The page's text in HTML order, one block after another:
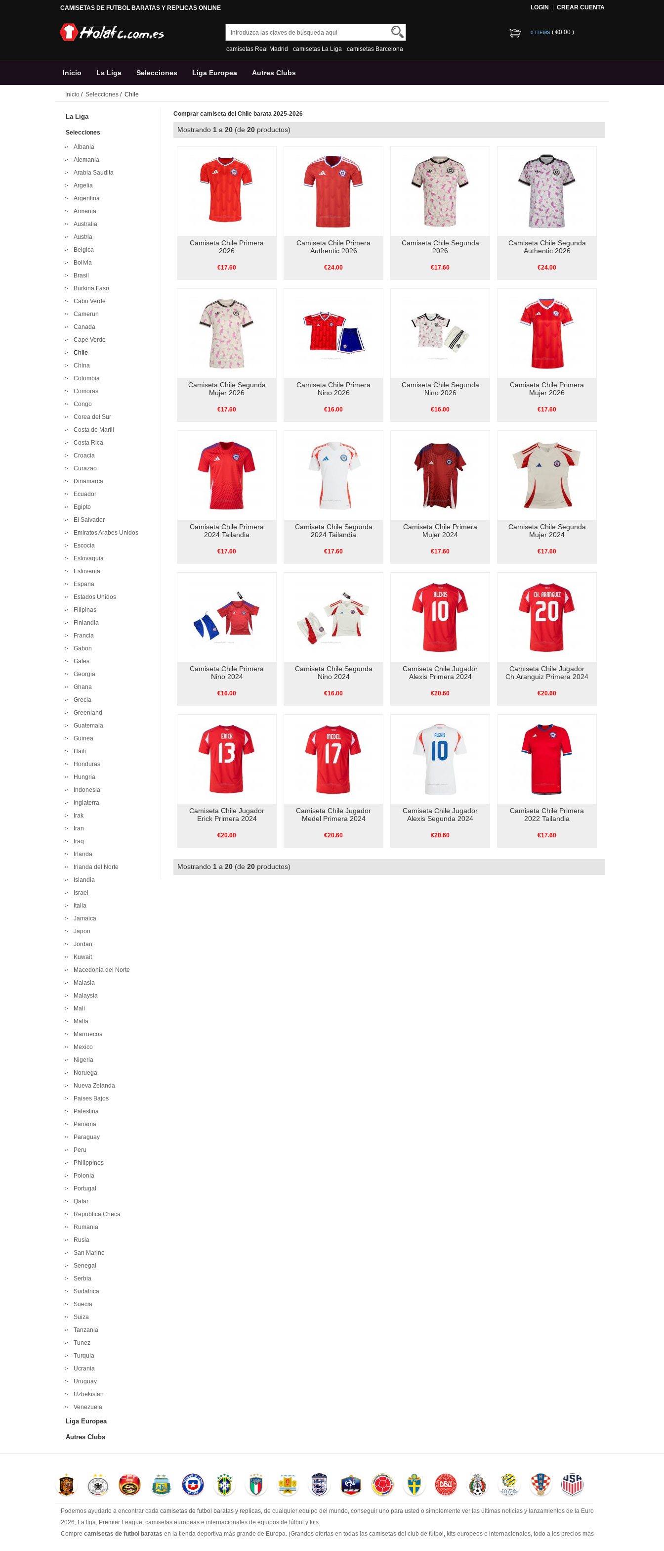
CAMISETAS DE FUTBOL BARATAS Y REPLICAS ONLINE LOGIN CREAR CUENTA
camisetas Real Madrid camisetas La Liga camisetas Barcelona
0 ITEMS ( €0.00 )
Inicio La Liga Selecciones Liga Europea Autres Clubs
Inicio / Selecciones / Chile
La Liga
Selecciones
Albania
Alemania
Arabia Saudita
Argelia
Argentina
Armenia
Australia
Austria
Belgica
Bolivia
Brasil
Burkina Faso
Cabo Verde
Camerun
Canada
Cape Verde
Chile
China
Colombia
Comoras
Congo
Corea del Sur
Costa de Marfil
Costa Rica
Croacia
Curazao
Dinamarca
Ecuador
Egipto
El Salvador
Emiratos Arabes Unidos
Escocia
Eslovaquia
Eslovenia
Espana
Estados Unidos
Filipinas
Finlandia
Francia
Gabon
Gales
Georgia
Ghana
Grecia
Greenland
Guatemala
Guinea
Haiti
Honduras
Hungria
Indonesia
Inglaterra
Irak
Iran
Iraq
Irlanda
Irlanda del Norte
Islandia
Israel
Italia
Jamaica
Japon
Jordan
Kuwait
Macedonia del Norte
Malasia
Malaysia
Mali
Malta
Marruecos
Mexico
Nigeria
Noruega
Nueva Zelanda
Paises Bajos
Palestina
Panama
Paraguay
Peru
Philippines
Polonia
Portugal
Qatar
Republica Checa
Rumania
Rusia
San Marino
Senegal
Serbia
Sudafrica
Suecia
Suiza
Tanzania
Tunez
Turquia
Ucrania
Uruguay
Uzbekistan
Venezuela
Liga Europea
Autres Clubs
Comprar camiseta del Chile barata 2025-2026
Mostrando 1 a 20 (de 20 productos)
Camiseta Chile Primera
2026
€17.60
Camiseta Chile Primera
Authentic 2026
€24.00
Camiseta Chile Segunda
2026
€17.60
Camiseta Chile Segunda
Authentic 2026
€24.00
Camiseta Chile Segunda
Mujer 2026
€17.60
Camiseta Chile Primera
Nino 2026
€16.00
Camiseta Chile Segunda
Nino 2026
€16.00
Camiseta Chile Primera
Mujer 2026
€17.60
Camiseta Chile Primera
2024 Tailandia
€17.60
Camiseta Chile Segunda
2024 Tailandia
€17.60
Camiseta Chile Primera
Mujer 2024
€17.60
Camiseta Chile Segunda
Mujer 2024
€17.60
Camiseta Chile Primera
Nino 2024
€16.00
Camiseta Chile Segunda
Nino 2024
€16.00
Camiseta Chile Jugador
Alexis Primera 2024
€20.60
Camiseta Chile Jugador
Ch.Aranguiz Primera 2024
€20.60
Camiseta Chile Jugador
Erick Primera 2024
€20.60
Camiseta Chile Jugador
Medel Primera 2024
€20.60
Camiseta Chile Jugador
Alexis Segunda 2024
€20.60
Camiseta Chile Primera
2022 Tailandia
€17.60
Mostrando 1 a 20 (de 20 productos)
Podemos ayudarlo a encontrar cada camisetas de futbol baratas y replicas, de cualquier equipo del mundo, conseguir uno para usted o simplemente ver las últimas noticias y lanzamientos de la Euro
2026, La liga, Premier League, camisetas europeas e internacionales de equipos de fútbol y kits.
Compre camisetas de futbol baratas en la tienda deportiva más grande de Europa. ¡Grandes ofertas en todas las camisetas del club de fútbol, ​​kits europeos e internacionales, todo a los precios más